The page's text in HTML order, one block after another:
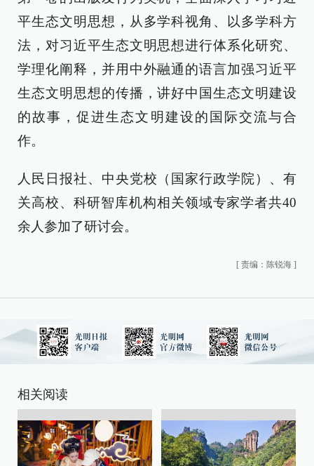
平生态文明思想，从多学科视角、以多学科方
法，对习近平生态文明思想进行体系化研究、
学理化阐释，并用中外融通的语言加强习近平
生态文明思想的传播，讲好中国生态文明建设
的故事，促进生态文明建设的国际交流与合
作。
人民日报社、中央党校（国家行政学院）、有
关高校、科研智库机构相关领域专家学者共40
余人参加了研讨会。
[ 责编：陈锐海 ]
相关阅读